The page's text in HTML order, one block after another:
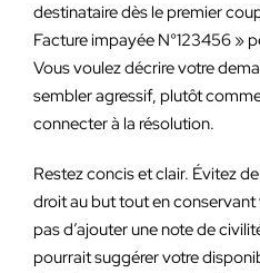
destinataire dès le premier
Facture impayée N°123456 »
Vous voulez décrire votre
sembler agressif, plutôt
connecter à la résolution.
Restez concis et clair. Évitez
droit au but tout en conservant
pas d’ajouter une note de
pourrait suggérer votre